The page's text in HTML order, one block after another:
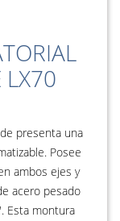
LX70
presenta una
Posee
ambos ejes y
acero pesado
Esta montura